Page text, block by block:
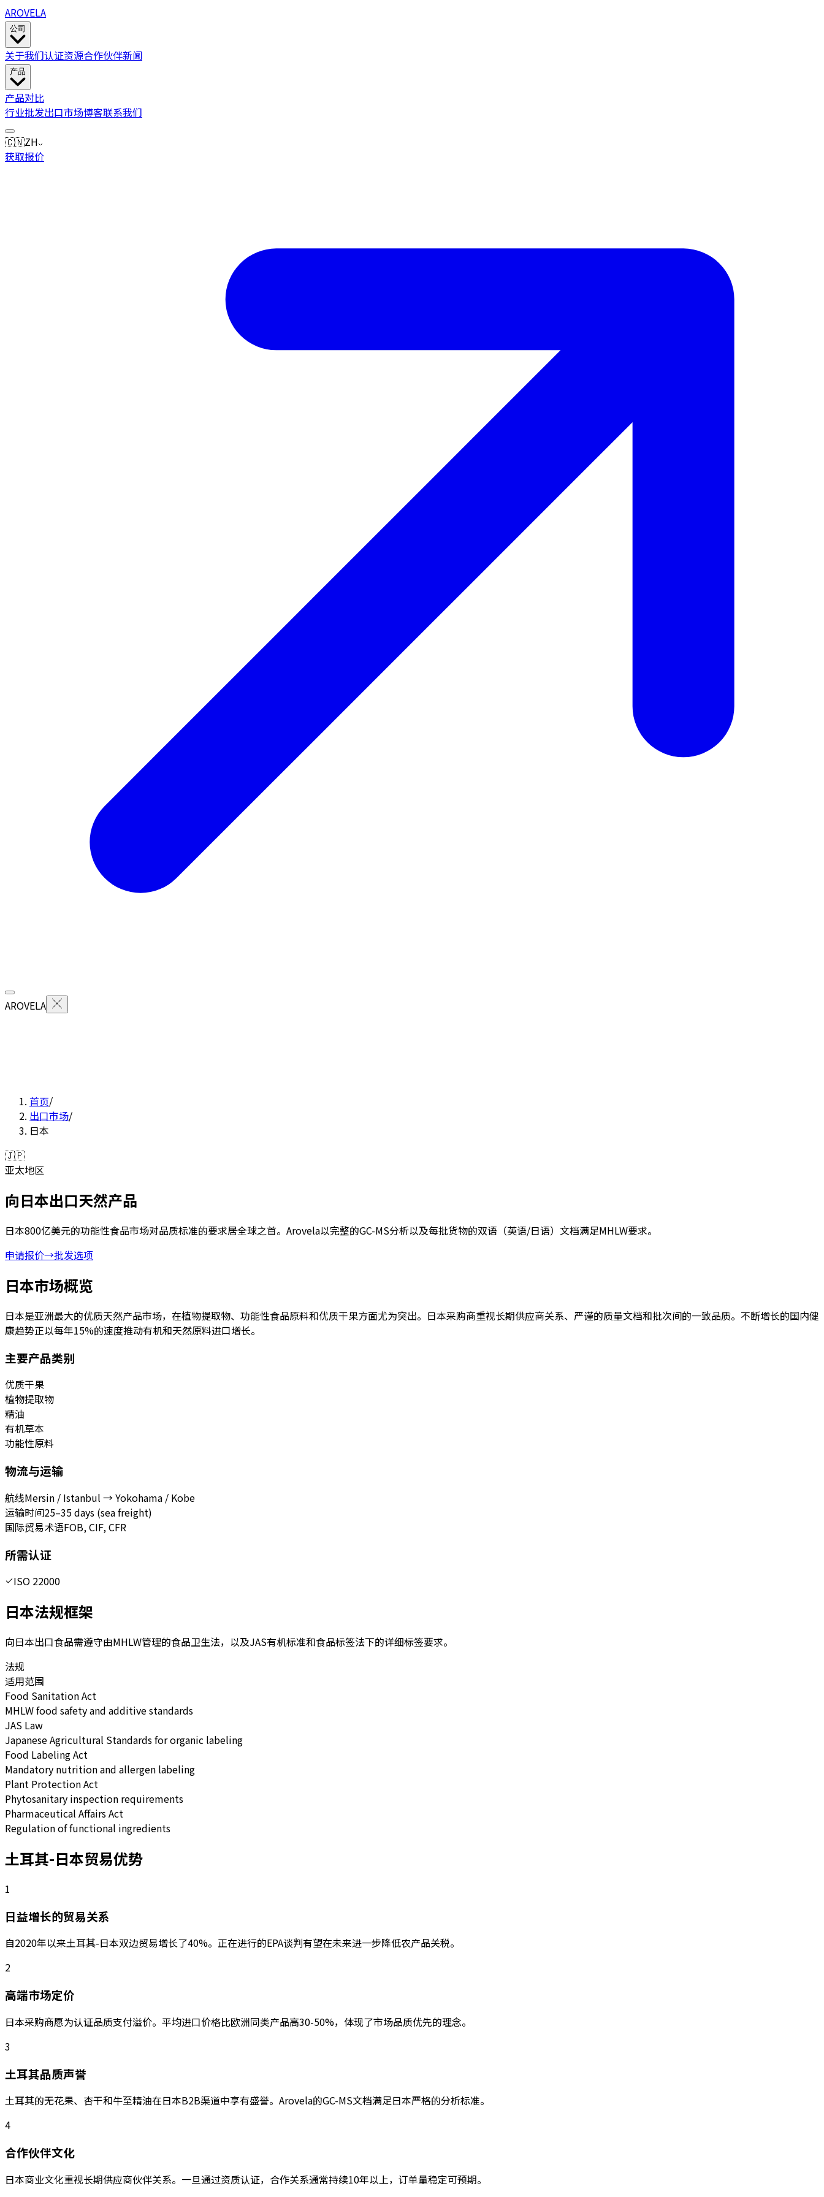
AROVELA
公司
关于我们认证资源合作伙伴新闻
产品
产品对比
行业批发出口市场博客联系我们
🇨🇳ZH
获取报价
AROVELA
首页/
出口市场/
日本
🇯🇵
亚太地区
向日本出口天然产品
日本800亿美元的功能性食品市场对品质标准的要求居全球之首。Arovela以完整的GC-MS分析以及每批货物的双语（英语/日语）文档满足MHLW要求。
申请报价→批发选项
日本市场概览
日本是亚洲最大的优质天然产品市场，在植物提取物、功能性食品原料和优质干果方面尤为突出。日本采购商重视长期供应商关系、严谨的质量文档和批次间的一致品质。不断增长的国内健
康趋势正以每年15%的速度推动有机和天然原料进口增长。
主要产品类别
优质干果
植物提取物
精油
有机草本
功能性原料
物流与运输
航线Mersin / Istanbul → Yokohama / Kobe
运输时间25–35 days (sea freight)
国际贸易术语FOB, CIF, CFR
所需认证
ISO 22000
日本法规框架
向日本出口食品需遵守由MHLW管理的食品卫生法，以及JAS有机标准和食品标签法下的详细标签要求。
法规
适用范围
Food Sanitation Act
MHLW food safety and additive standards
JAS Law
Japanese Agricultural Standards for organic labeling
Food Labeling Act
Mandatory nutrition and allergen labeling
Plant Protection Act
Phytosanitary inspection requirements
Pharmaceutical Affairs Act
Regulation of functional ingredients
土耳其-日本贸易优势
1
日益增长的贸易关系
自2020年以来土耳其-日本双边贸易增长了40%。正在进行的EPA谈判有望在未来进一步降低农产品关税。
2
高端市场定价
日本采购商愿为认证品质支付溢价。平均进口价格比欧洲同类产品高30-50%，体现了市场品质优先的理念。
3
土耳其品质声誉
土耳其的无花果、杏干和牛至精油在日本B2B渠道中享有盛誉。Arovela的GC-MS文档满足日本严格的分析标准。
4
合作伙伴文化
日本商业文化重视长期供应商伙伴关系。一旦通过资质认证，合作关系通常持续10年以上，订单量稳定可预期。